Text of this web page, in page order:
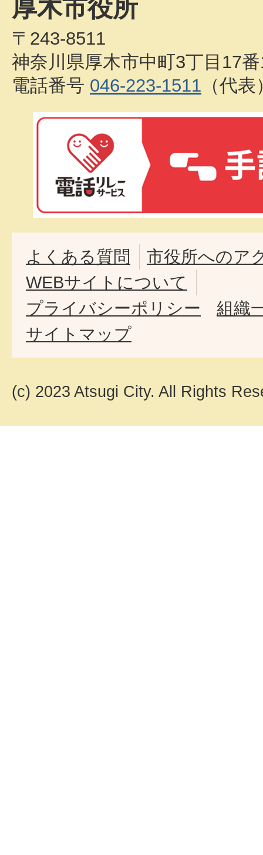
厚木市役所
〒243-8511
神奈川県厚木市中町3丁目17
電話番号 046-223-1511 （代表
よくある質問
市役所へのア
WEBサイトについて
プライバシーポリシー
組織
サイトマップ
(c) 2023 Atsugi City. All Rights